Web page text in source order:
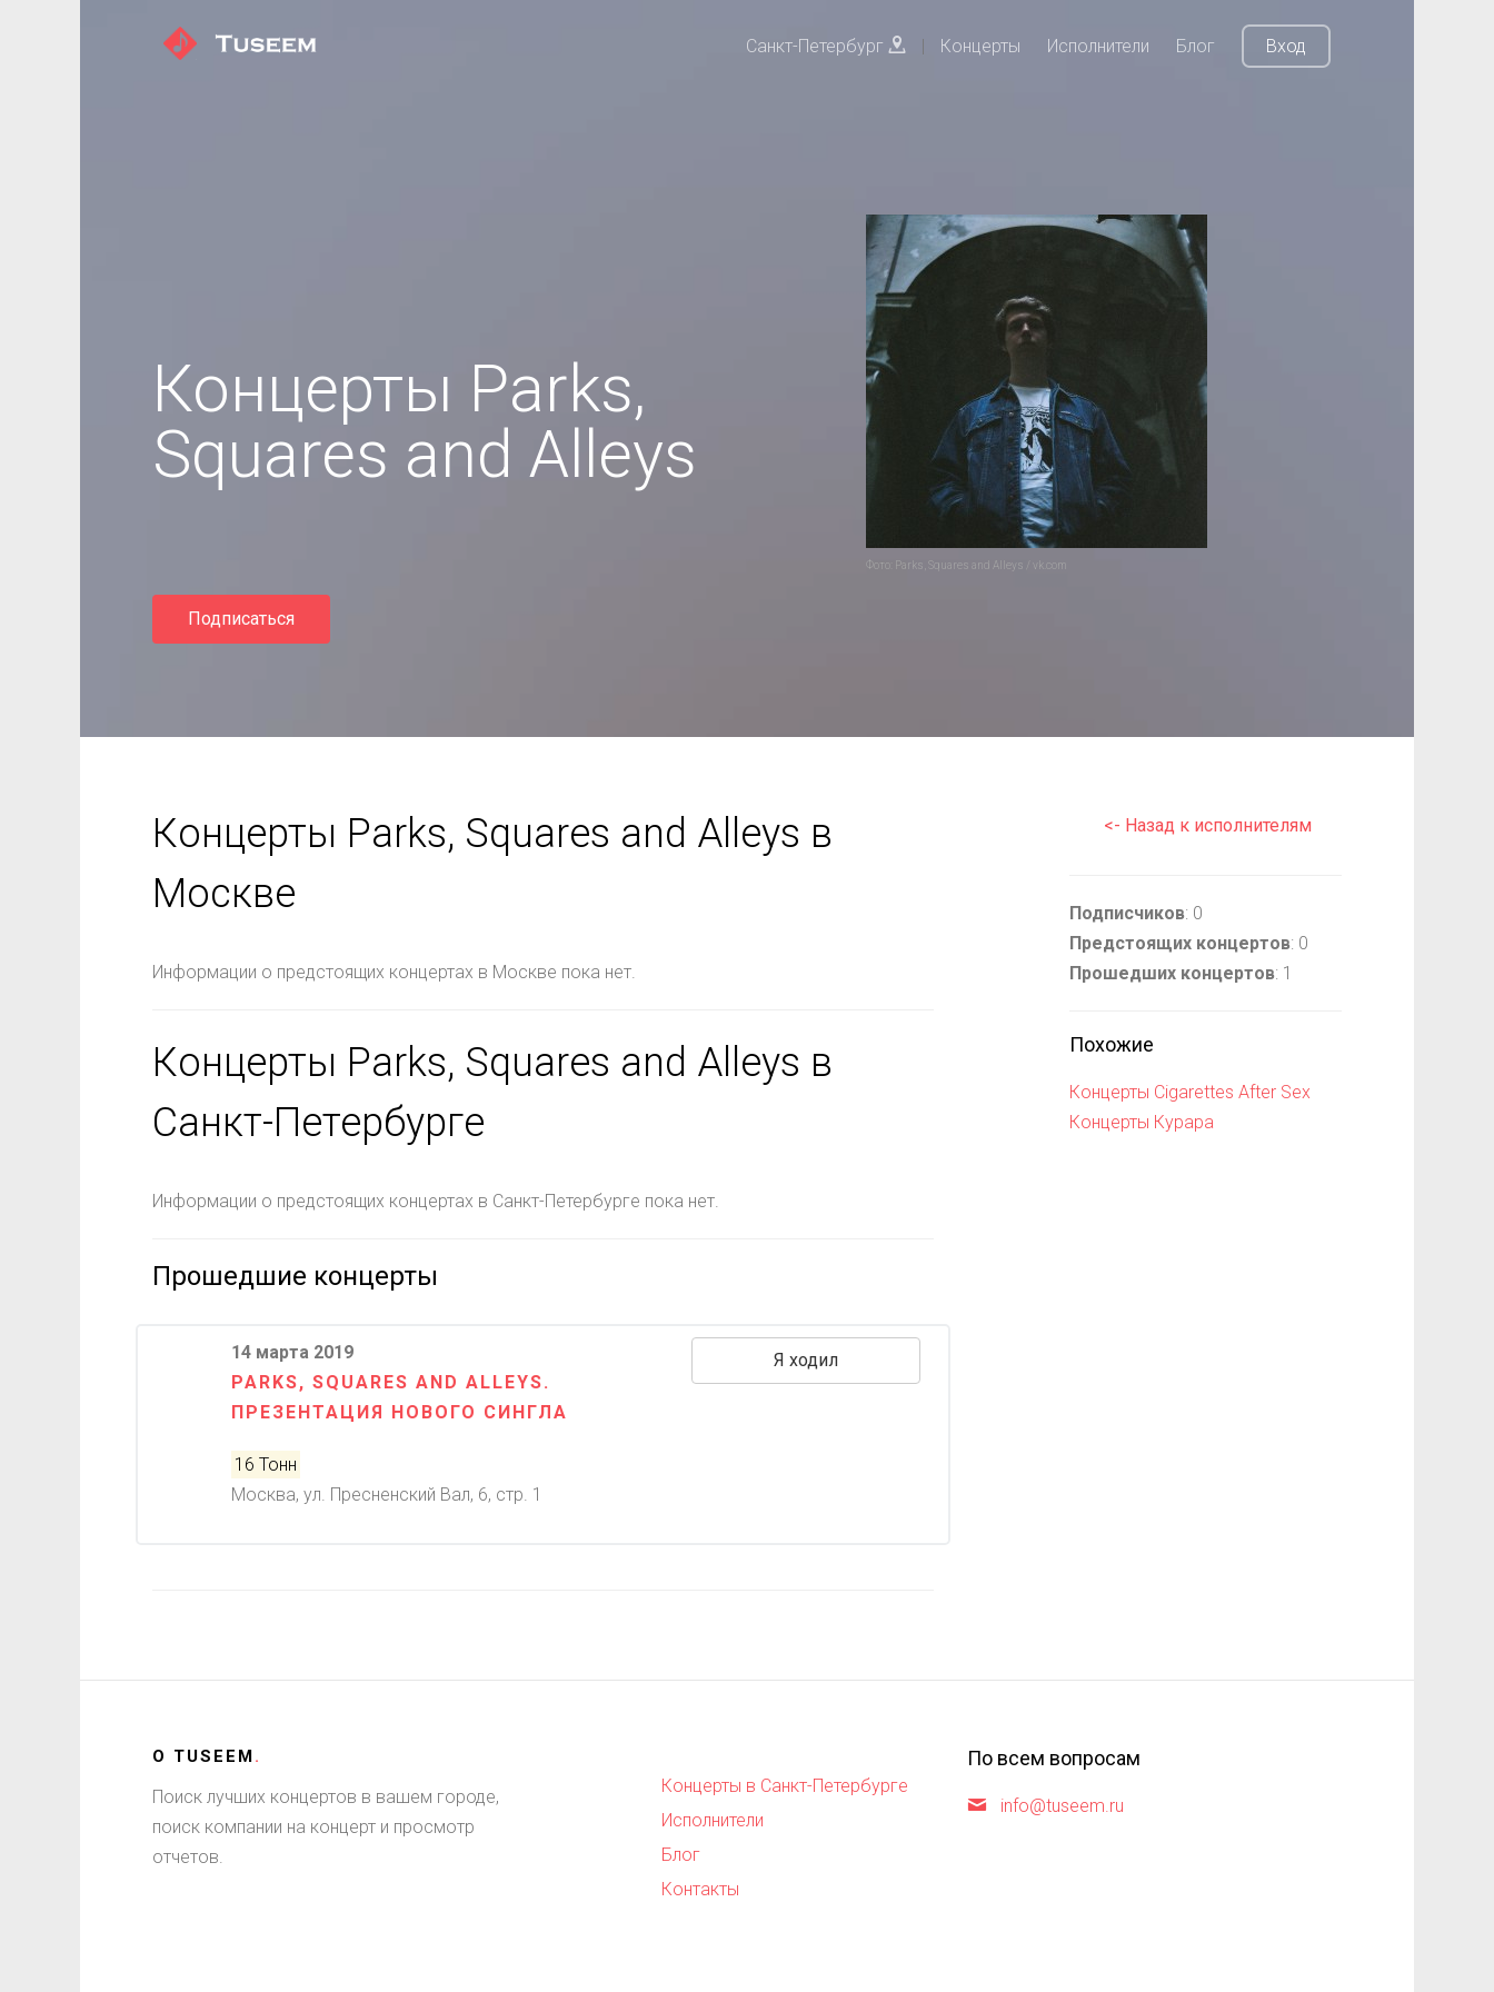
Санкт-Петербург | Концерты Исполнители Блог Вход
Концерты Parks,
Squares and Alleys
Подписаться
Фото: Parks, Squares and Alleys / vk.com
Концерты Parks, Squares and Alleys в
Москве
Информации о предстоящих концертах в Москве пока нет.
Концерты Parks, Squares and Alleys в
Санкт-Петербурге
Информации о предстоящих концертах в Санкт-Петербурге пока нет.
Прошедшие концерты
14 марта 2019
PARKS, SQUARES AND ALLEYS.
ПРЕЗЕНТАЦИЯ НОВОГО СИНГЛА
16 Тонн
Москва, ул. Пресненский Вал, 6, стр. 1
Я ходил
<- Назад к исполнителям
Подписчиков: 0
Предстоящих концертов: 0
Прошедших концертов: 1
Похожие
Концерты Cigarettes After Sex
Концерты Курара
О TUSEEM.
Поиск лучших концертов в вашем городе,
поиск компании на концерт и просмотр
отчетов.
Концерты в Санкт-Петербурге
Исполнители
Блог
Контакты
По всем вопросам
info@tuseem.ru